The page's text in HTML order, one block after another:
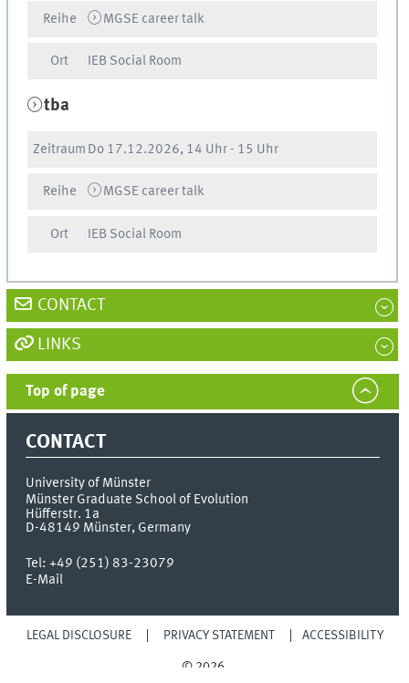
Reihe MGSE career talk
Ort IEB Social Room
tba
Zeitraum Do17.12.2026, 14 Uhr- 15 Uhr
Reihe MGSE career talk
Ort IEB Social Room
CONTACT
LINKS
Top of page
CONTACT
University of Münster
Münster Graduate School of Evolution
Hüfferstr. 1a
D-48149 Münster, Germany
Tel:+49 (251) 83-23079
E-Mail
LEGAL DISCLOSURE PRIVACY STATEMENT ACCESSIBILITY
© 2026